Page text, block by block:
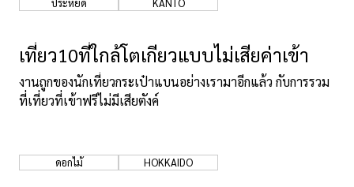
เที่ยว10ที่ใกล้โตเกียวแบบไม่เสียค่าเข้า
งานถูกของนักเที่ยวกระเป๋าแบนอย่างเรามาอีกแล้ว กับการรวม
ที่เที่ยวที่เข้าฟรีไม่มีเสียตังค์
ดอกไม้ HOKKAIDO